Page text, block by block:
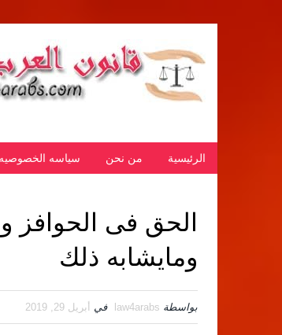
الرئيسية من نحن سياسه الخصوصيه
الحق فى الحوافز
ومايشابه ذلك
بواسطة law4arabs في أبريل 29, 2019